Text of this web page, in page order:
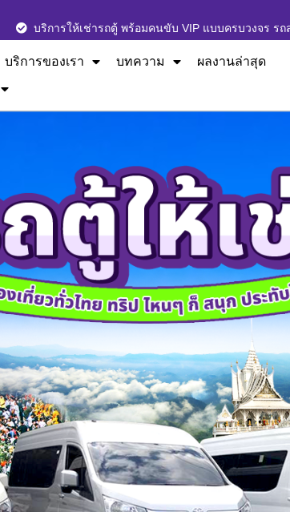
บริการให้เช่ารถตู้ พร้อมคนขับ VIP แบบครบวงจร ร
บริการของเรา บทความ
ผลงานล่าสุด